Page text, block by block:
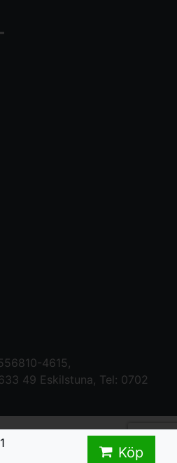
Köp
4615,
49 Eskilstuna, Tel: 0702